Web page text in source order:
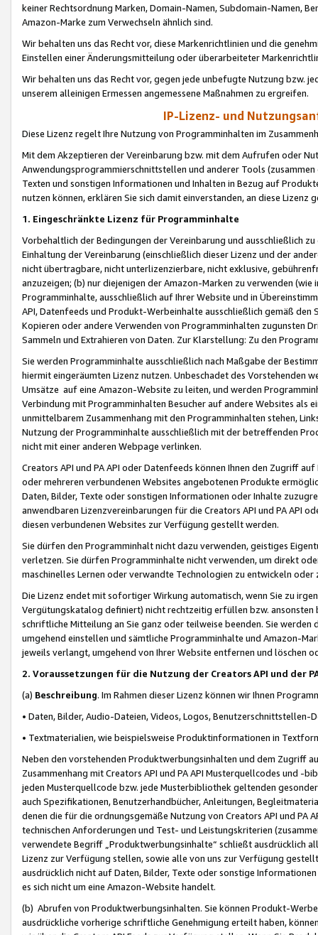
keiner Rechtsordnung Marken, Domain-Namen, Subdomain-Namen,
Amazon-Marke zum Verwechseln ähnlich sind.
Wir behalten uns das Recht vor, diese Markenrichtlinien und die
Einstellen einer Änderungsmitteilung oder überarbeiteter
Wir behalten uns das Recht vor, gegen jede unbefugte Nutzung bzw.
unserem alleinigen Ermessen angemessene Maßnahmen zu ergreifen.
IP-Lizenz- und
Diese Lizenz regelt Ihre Nutzung von Programminhalten im
Mit dem Akzeptieren der Vereinbarung bzw. mit dem Aufrufen oder
Anwendungsprogrammierschnittstellen und anderer Tools (zusammen
Texten und sonstigen Informationen und Inhalten in Bezug auf
nutzen können, erklären Sie sich damit einverstanden, an diese Lizenz
1. Eingeschränkte Lizenz für Programminhalte
Vorbehaltlich der Bedingungen der Vereinbarung und ausschließlich
Einhaltung der Vereinbarung (einschließlich dieser Lizenz und der
nicht übertragbare, nicht unterlizenzierbare, nicht exklusive,
anzuzeigen; (b) nur diejenigen der Amazon-Marken zu verwenden
Programminhalte, ausschließlich auf Ihrer Website und in
API, Datenfeeds und Produkt-Werbeinhalte ausschließlich gemäß
Kopieren oder andere Verwenden von Programminhalten zugunsten
Sammeln und Extrahieren von Daten. Zur Klarstellung: Zu den
Sie werden Programminhalte ausschließlich nach Maßgabe der
hiermit eingeräumten Lizenz nutzen. Unbeschadet des Vorstehenden
Umsätze auf eine Amazon-Website zu leiten, und werden
Verbindung mit Programminhalten Besucher auf andere Websites als
unmittelbarem Zusammenhang mit den Programminhalten stehen,
Nutzung der Programminhalte ausschließlich mit der betreffenden
nicht mit einer anderen Webpage verlinken.
Creators API und PA API oder Datenfeeds können Ihnen den Zugriff
oder mehreren verbundenen Websites angebotenen Produkte
Daten, Bilder, Texte oder sonstigen Informationen oder Inhalte
anwendbaren Lizenzvereinbarungen für die Creators API und PA API
diesen verbundenen Websites zur Verfügung gestellt werden.
Sie dürfen den Programminhalt nicht dazu verwenden, geistiges
verletzen. Sie dürfen Programminhalte nicht verwenden, um direkt
maschinelles Lernen oder verwandte Technologien zu entwickeln
Die Lizenz endet mit sofortiger Wirkung automatisch, wenn Sie zu
Vergütungskatalog definiert) nicht rechtzeitig erfüllen bzw. ansonsten
schriftliche Mitteilung an Sie ganz oder teilweise beenden. Sie werden
umgehend einstellen und sämtliche Programminhalte und Amazon-
jeweils verlangt, umgehend von Ihrer Website entfernen und löschen
2. Voraussetzungen für die Nutzung der Creators API und der
(a) Beschreibung. Im Rahmen dieser Lizenz können wir Ihnen
• Daten, Bilder, Audio-Dateien, Videos, Logos, Benutzerschnittstellen-
• Textmaterialien, wie beispielsweise Produktinformationen in
Neben den vorstehenden Produktwerbungsinhalten und dem Zugriff
Zusammenhang mit Creators API und PA API Musterquellcodes und
jeden Musterquellcode bzw. jede Musterbibliothek geltenden
auch Spezifikationen, Benutzerhandbücher, Anleitungen,
denen die für die ordnungsgemäße Nutzung von Creators API und PA
technischen Anforderungen und Test- und Leistungskriterien
verwendete Begriff „Produktwerbungsinhalte“ schließt ausdrücklich
Lizenz zur Verfügung stellen, sowie alle von uns zur Verfügung
ausdrücklich nicht auf Daten, Bilder, Texte oder sonstige
es sich nicht um eine Amazon-Website handelt.
(b) Abrufen von Produktwerbungsinhalten. Sie können Produkt-
ausdrückliche vorherige schriftliche Genehmigung erteilt haben,